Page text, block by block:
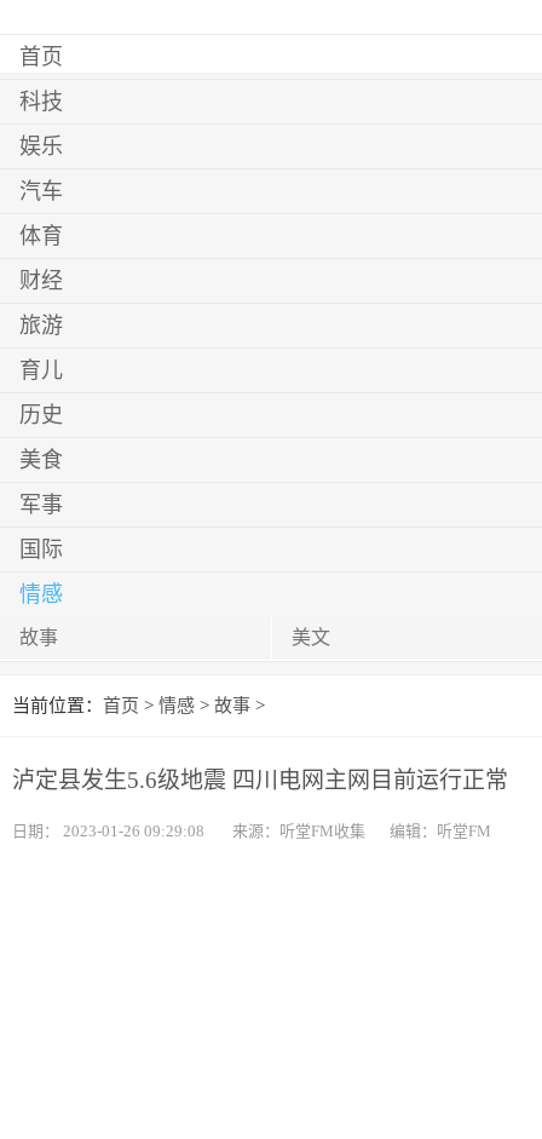
首页
科技
娱乐
汽车
体育
财经
旅游
育儿
历史
美食
军事
国际
情感
故事 美文
当前位置： 首页 > 情感 > 故事 >
泸定县发生5.6级地震 四川电网主网目前运行正常
日期： 2023-01-26 09:29:08 来源：听堂FM收集 编辑：听堂FM